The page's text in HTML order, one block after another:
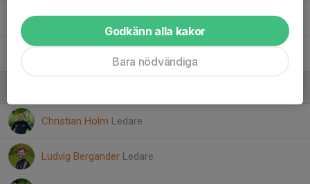
Svante André
Christian Holm Ledare
Ludvig Bergander Ledare
Godkänn alla kakor
Bara nödvändiga